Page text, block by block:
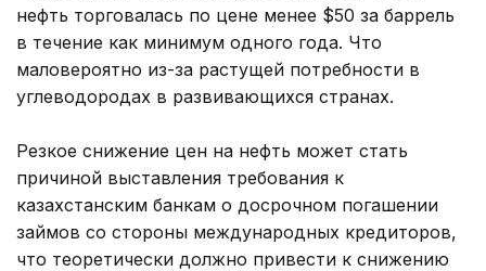
нефть торговалась по цене менее $50 за баррель
в течение как минимум одного года. Что
маловероятно из-за растущей потребности в
углеводородах в развивающихся странах.
Резкое снижение цен на нефть может стать
причиной выставления требования к
казахстанским банкам о досрочном погашении
займов со стороны международных кредиторов,
что теоретически должно привести к снижению